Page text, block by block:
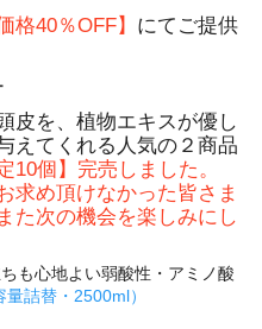
格40％OFF】 にてご提供
皮を、植物エキスが優し
えてくれる人気の２商品
個】完売しました。
求め頂けなかった皆さま
た次の機会を楽しみにし
も心地よい弱酸性・アミノ酸
詰替・2500ml）